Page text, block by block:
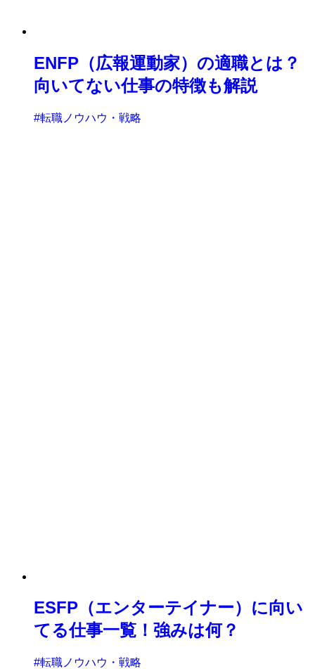
ENFP（広報運動家）の適職とは？
向いてない仕事の特徴も解説
#転職ノウハウ・戦略
ESFP（エンターテイナー）に向い
てる仕事一覧！強みは何？
#転職ノウハウ・戦略